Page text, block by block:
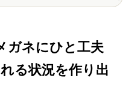
ガネにひと工夫
る状況を作り出